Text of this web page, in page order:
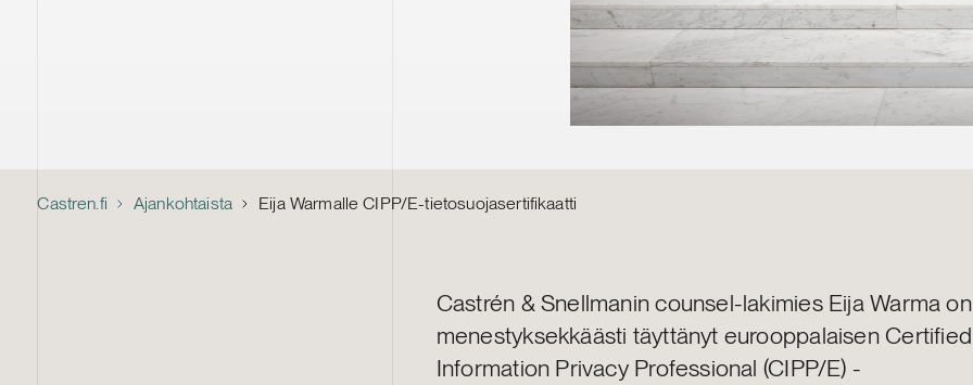
Castren.fi Ajankohtaista Eija Warmalle CIPP/E-tietosuojasertifikaatti
Castrén & Snellmanin counsel-lakimies Eija Warma on
menestyksekkäästi täyttänyt eurooppalaisen Certified
Information Privacy Professional (CIPP/E) -